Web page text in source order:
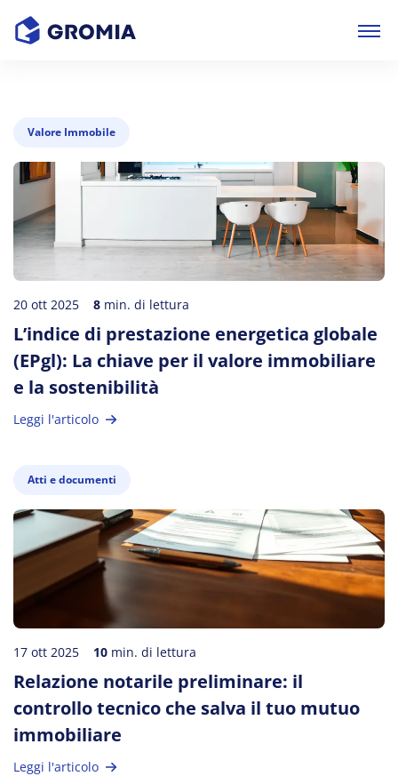
Valore Immobile
20 ott 2025 8 min. di lettura
L’indice di prestazione energetica globale
(EPgl): La chiave per il valore immobiliare
e la sostenibilità
Leggi l'articolo
Atti e documenti
17 ott 2025 10 min. di lettura
Relazione notarile preliminare: il
controllo tecnico che salva il tuo mutuo
immobiliare
Leggi l'articolo